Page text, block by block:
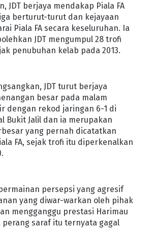
JDT berjaya mendakap Piala FA
berturut-turut dan kejayaan
Piala FA secara keseluruhan. Ia
JDT mengumpul 28 trofi
penubuhan kelab pada 2013.
JDT turut berjaya
besar pada malam
dengan rekod jaringan 6-1 di
Bukit Jalil dan ia merupakan
yang pernah dicatatkan
FA, sejak trofi itu diperkenalkan
persepsi yang agresif
yang diwar-warkan oleh pihak
mengganggu prestasi Harimau
perang saraf itu ternyata gagal